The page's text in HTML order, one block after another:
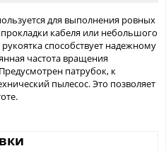
для выполнения ровных
кабеля или небольшого
способствует надежному
частота вращения
патрубок, к
пылесос. Это позволяет